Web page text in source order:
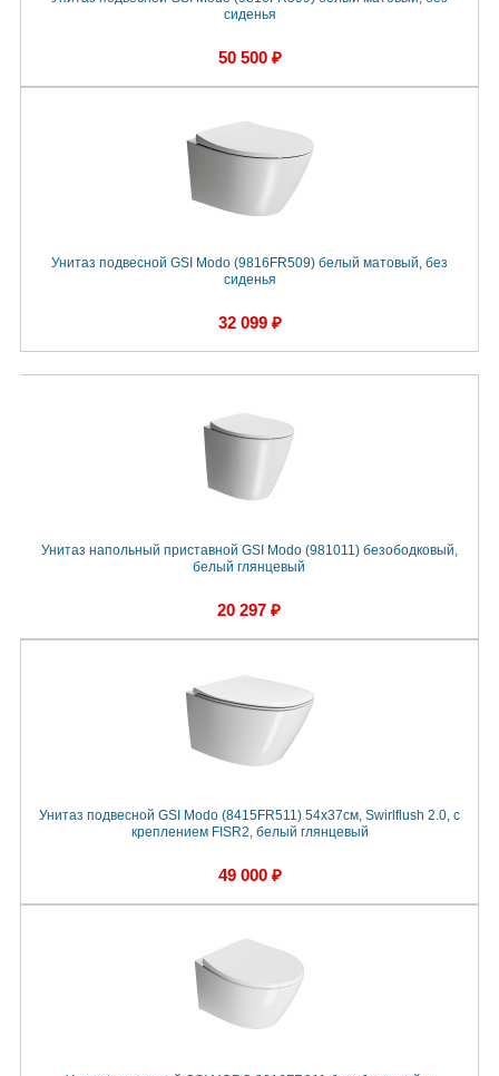
сиденья
50 500 ₽
Унитаз подвесной GSI Modo (9816FR509) белый матовый, без
сиденья
32 099 ₽
Унитаз напольный приставной GSI Modo (981011) безободковый,
белый глянцевый
20 297 ₽
Унитаз подвесной GSI Modo (8415FR511) 54x37см, Swirlflush 2.0, с
креплением FISR2, белый глянцевый
49 000 ₽